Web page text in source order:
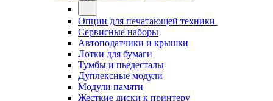
Опции для печатающей техники
Сервисные наборы
Автоподатчики и крышки
Лотки для бумаги
Тумбы и пьедесталы
Дуплексные модули
Модули памяти
Жесткие диски к принтеру